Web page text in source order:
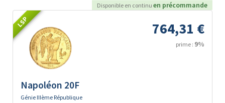
Disponible en continu en précommande
LSP 764,31 €
prime : 9%
Napoléon 20F
Génie IIIème République